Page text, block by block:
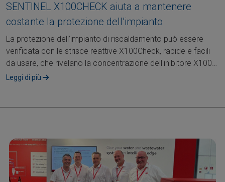
SENTINEL X100CHECK aiuta a mantenere
costante la protezione dell’impianto
La protezione dell’impianto di riscaldamento può essere
verificata con le strisce reattive X100Check, rapide e facili
da usare, che rivelano la concentrazione dell'inibitore X100
Inibitore,....
Leggi di più